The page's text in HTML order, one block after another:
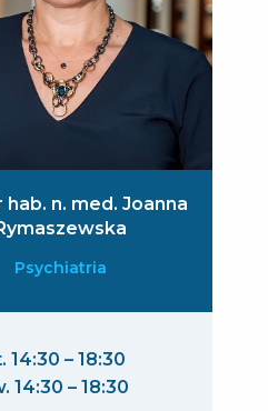
n. med. Joanna
Psychiatria
14:30 – 18:30
14:30 – 18:30